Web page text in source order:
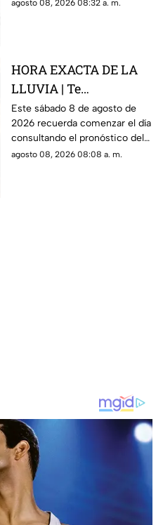
agosto 08, 2026 08:32 a. m.
HORA EXACTA DE LA
LLUVIA | Te
compartimos el
pronóstico del clima
HOY en Querétaro
Este sábado 8 de agosto de
2026 recuerda comenzar el día
consultando el pronóstico del
clima en Querétaro.
agosto 08, 2026 08:08 a. m.